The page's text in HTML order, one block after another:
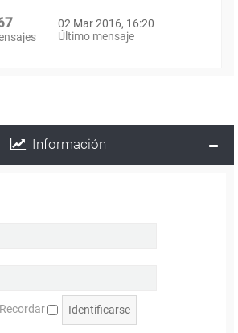
02 Mar 2016, 16:20
Último mensaje
Información
Recordar